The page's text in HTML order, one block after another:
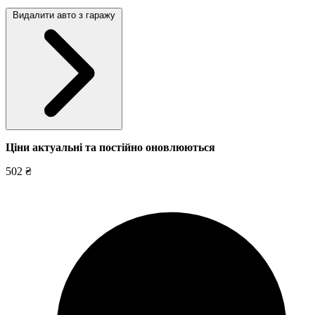
Видалити авто з гаражу
Ціни актуальні та постійно оновлюються
502 ₴